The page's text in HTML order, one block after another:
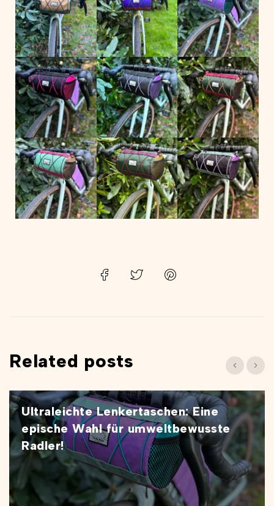
Related posts
Ultraleichte Lenkertaschen: Eine
epische Wahl für umweltbewusste
Radler!